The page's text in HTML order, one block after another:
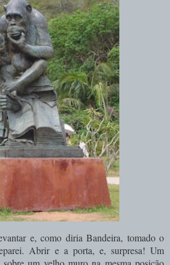
e, como diria Bandeira, tomado o
Abrir e a porta, e, surpresa! Um